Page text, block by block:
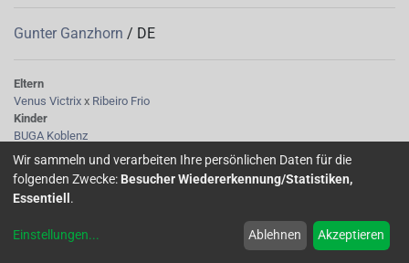
Gunter Ganzhorn / DE
Eltern
Venus Victrix x Ribeiro Frio
Kinder
BUGA Koblenz
Sepalen
rosa
Korolle/Petalen
weiß
einfache, kleine-mittelgroße Blüte
Wir sammeln und verarbeiten Ihre persönlichen Daten für die
folgenden Zwecke: Besucher Wiedererkennung/Statistiken,
Essentiell .
Einstellungen... Ablehnen Akzeptieren